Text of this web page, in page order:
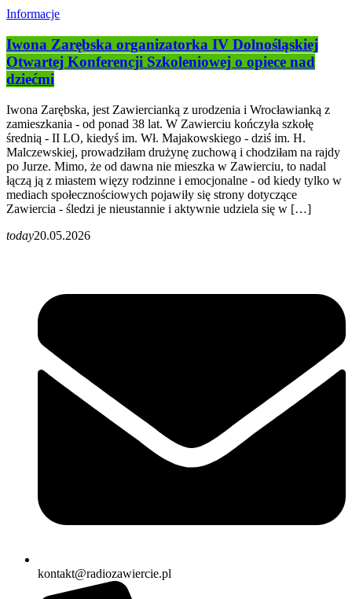
Informacje
Iwona Zarębska organizatorka IV Dolnośląskiej
Otwartej Konferencji Szkoleniowej o opiece nad
dziećmi
Iwona Zarębska, jest Zawiercianką z urodzenia i Wrocławianką z
zamieszkania - od ponad 38 lat. W Zawierciu kończyła szkołę
średnią - II LO, kiedyś im. Wł. Majakowskiego - dziś im. H.
Malczewskiej, prowadziłam drużynę zuchową i chodziłam na rajdy
po Jurze. Mimo, że od dawna nie mieszka w Zawierciu, to nadal
łączą ją z miastem więzy rodzinne i emocjonalne - od kiedy tylko w
mediach społecznościowych pojawiły się strony dotyczące
Zawiercia - śledzi je nieustannie i aktywnie udziela się w […]
today20.05.2026
kontakt@radiozawiercie.pl